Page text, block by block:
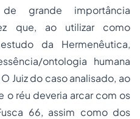
grande importância
que, ao utilizar como
da Hermenêutica,
ontologia humana
Juiz do caso analisado, ao
o réu deveria arcar com os
66, assim como dos